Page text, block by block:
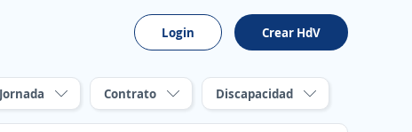
Login Crear HdV
Jornada Contrato Discapacidad